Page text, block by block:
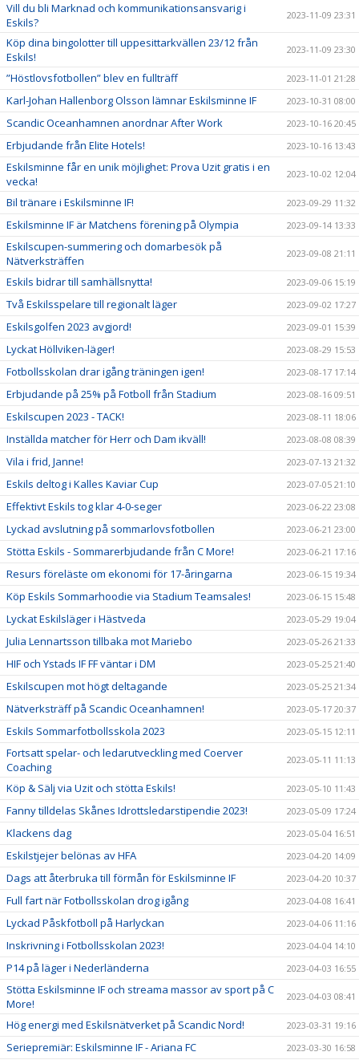
Vill du bli Marknad och kommunikationsansvarig i
Eskils?
2023-11-09 23:31
Köp dina bingolotter till uppesittarkvällen 23/12 från
Eskils!
2023-11-09 23:30
”Höstlovsfotbollen” blev en fullträff 2023-11-01 21:28
Karl-Johan Hallenborg Olsson lämnar Eskilsminne IF 2023-10-31 08:00
Scandic Oceanhamnen anordnar After Work 2023-10-16 20:45
Erbjudande från Elite Hotels! 2023-10-16 13:43
Eskilsminne får en unik möjlighet: Prova Uzit gratis i en
vecka!
2023-10-02 12:04
Bil tränare i Eskilsminne IF! 2023-09-29 11:32
Eskilsminne IF är Matchens förening på Olympia 2023-09-14 13:33
Eskilscupen-summering och domarbesök på
Nätverksträffen
2023-09-08 21:11
Eskils bidrar till samhällsnytta! 2023-09-06 15:19
Två Eskilsspelare till regionalt läger 2023-09-02 17:27
Eskilsgolfen 2023 avgjord! 2023-09-01 15:39
Lyckat Höllviken-läger! 2023-08-29 15:53
Fotbollsskolan drar igång träningen igen! 2023-08-17 17:14
Erbjudande på 25% på Fotboll från Stadium 2023-08-16 09:51
Eskilscupen 2023 - TACK! 2023-08-11 18:06
Inställda matcher för Herr och Dam ikväll! 2023-08-08 08:39
Vila i frid, Janne! 2023-07-13 21:32
Eskils deltog i Kalles Kaviar Cup 2023-07-05 21:10
Effektivt Eskils tog klar 4-0-seger 2023-06-22 23:08
Lyckad avslutning på sommarlovsfotbollen 2023-06-21 23:00
Stötta Eskils - Sommarerbjudande från C More! 2023-06-21 17:16
Resurs föreläste om ekonomi för 17-åringarna 2023-06-15 19:34
Köp Eskils Sommarhoodie via Stadium Teamsales! 2023-06-15 15:48
Lyckat Eskilsläger i Hästveda 2023-05-29 19:04
Julia Lennartsson tillbaka mot Mariebo 2023-05-26 21:33
HIF och Ystads IF FF väntar i DM 2023-05-25 21:40
Eskilscupen mot högt deltagande 2023-05-25 21:34
Nätverksträff på Scandic Oceanhamnen! 2023-05-17 20:37
Eskils Sommarfotbollsskola 2023 2023-05-15 12:11
Fortsatt spelar- och ledarutveckling med Coerver
Coaching
2023-05-11 11:13
Köp & Sälj via Uzit och stötta Eskils! 2023-05-10 11:43
Fanny tilldelas Skånes Idrottsledarstipendie 2023! 2023-05-09 17:24
Klackens dag 2023-05-04 16:51
Eskilstjejer belönas av HFA 2023-04-20 14:09
Dags att återbruka till förmån för Eskilsminne IF 2023-04-20 10:37
Full fart när Fotbollsskolan drog igång 2023-04-08 16:41
Lyckad Påskfotboll på Harlyckan 2023-04-06 11:16
Inskrivning i Fotbollsskolan 2023! 2023-04-04 14:10
P14 på läger i Nederländerna 2023-04-03 16:55
Stötta Eskilsminne IF och streama massor av sport på C
More!
2023-04-03 08:41
Hög energi med Eskilsnätverket på Scandic Nord! 2023-03-31 19:16
Seriepremiär: Eskilsminne IF - Ariana FC 2023-03-30 16:58